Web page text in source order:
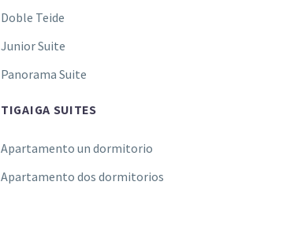
Doble Teide
Junior Suite
Panorama Suite
TIGAIGA SUITES
Apartamento un dormitorio
Apartamento dos dormitorios